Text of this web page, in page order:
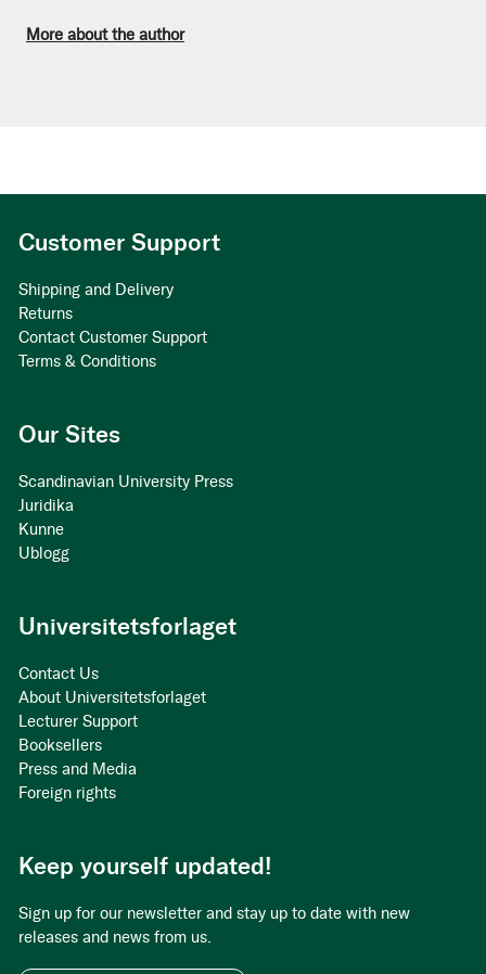
More about the author
Customer Support
Shipping and Delivery
Returns
Contact Customer Support
Terms & Conditions
Our Sites
Scandinavian University Press
Juridika
Kunne
Ublogg
Universitetsforlaget
Contact Us
About Universitetsforlaget
Lecturer Support
Booksellers
Press and Media
Foreign rights
Keep yourself updated!
Sign up for our newsletter and stay up to date with new
releases and news from us.